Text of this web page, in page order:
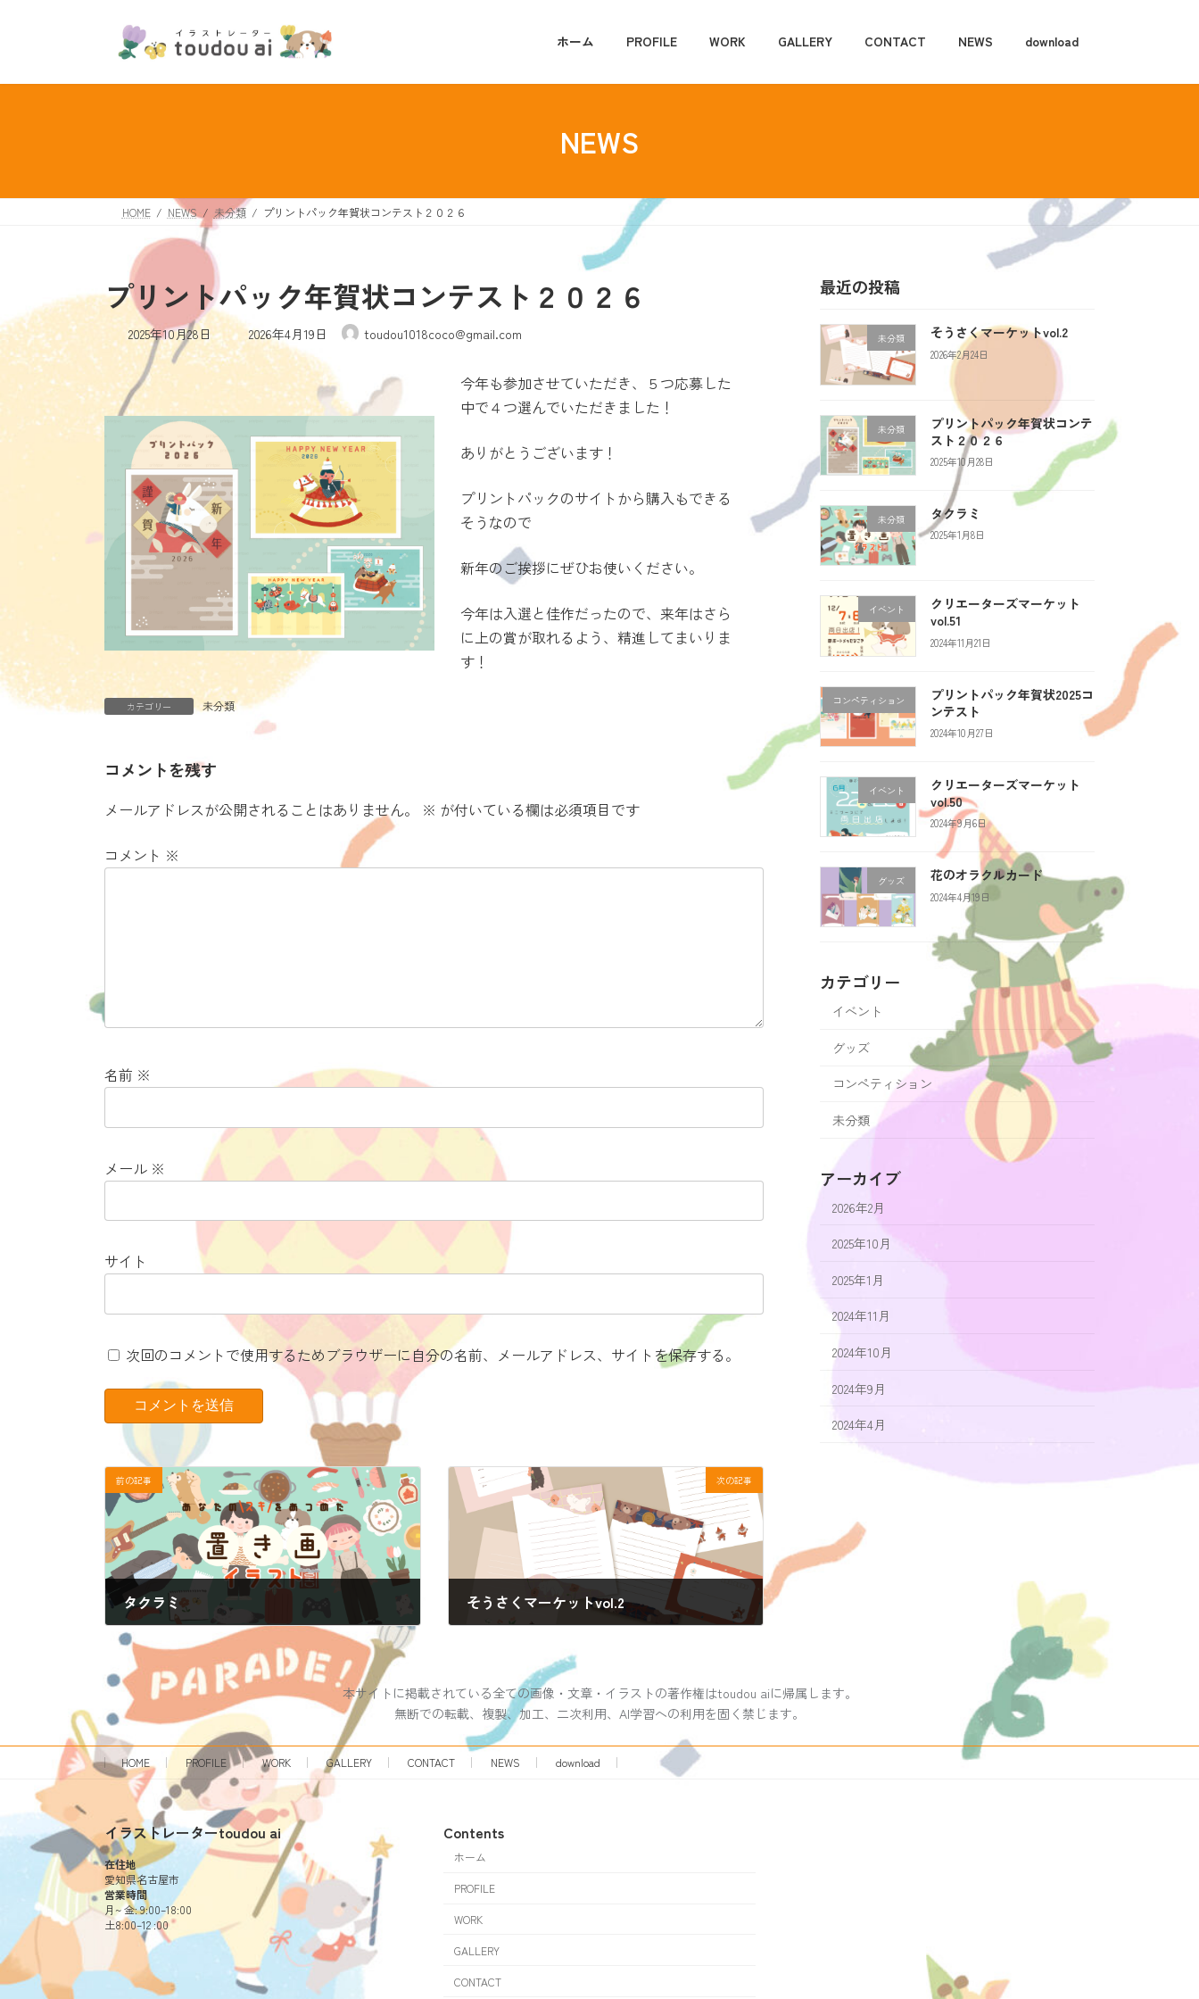
プ
動
ホーム PROFILE WORK GALLERY CONTACT NEWS download
NEWS
HOME NEWS 未分類 プリントパック年賀状コンテスト２０２６
プリントパック年賀状コンテスト２０２６
2025年10月28日
最
更
時
:
2026年4月19日 toudou1018coco@gmail.com
今年も参加させていただき、５つ応募した
中で４つ選んでいただきました！
ありがとうございます！
プリントパックのサイトから購入もできる
そうなので
新年のご挨拶にぜひお使いください。
今年は入選と佳作だったので、来年はさら
に上の賞が取れるよう、精進してまいりま
す！
カテゴリー 未分類
コメントを残す
メールアドレスが公開されることはありません。 ※ が付いている欄は必須項目です
コメント ※
名前 ※
メール ※
サイト
次回のコメントで使用するためブラウザーに自分の名前、メールアドレス、サイトを保存する。
前の記事
タクラミ
2025年1月8日
次の記事
そうさくマーケットvol.2
最近の投稿
未分類 そうさくマーケットvol.2
2026年2月24日
未分類
プリントパック年賀状コンテ
スト２０２６
2025年10月28日
未分類 タクラミ
2025年1月8日
イベント
クリエーターズマーケット
vol.51
2024年11月21日
コンペティション
プリントパック年賀状2025コ
ンテスト
2024年10月27日
イベント
クリエーターズマーケット
vol.50
2024年9月6日
グッズ 花のオラクルカード
2024年4月19日
カテゴリー
イベント
グッズ
コンペティション
未分類
アーカイブ
2026年2月
2025年10月
2025年1月
2024年11月
2024年10月
2024年9月
2024年4月
本サイトに掲載されている全ての画像・文章・イラストの著作権はtoudou aiに帰属します。
無断での転載、複製、加工、二次利用、AI学習への利用を固く禁じます。
HOME PROFILE WORK GALLERY CONTACT NEWS download
イラストレーターtoudou ai
在住地
愛知県名古屋市
営業時間
月~ 金: 9:00–18:00
土8:00–12 :00
Contents
ホーム
PROFILE
WORK
GALLERY
CONTACT